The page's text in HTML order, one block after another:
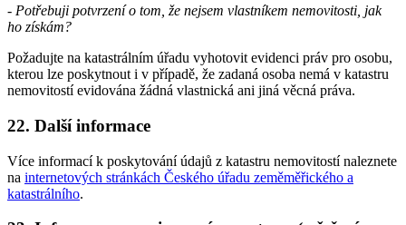
- Potřebuji potvrzení o tom, že nejsem vlastníkem nemovitosti, jak
ho získám?
Požadujte na katastrálním úřadu vyhotovit evidenci práv pro osobu,
kterou lze poskytnout i v případě, že zadaná osoba nemá v katastru
nemovitostí evidována žádná vlastnická ani jiná věcná práva.
22. Další informace
Více informací k poskytování údajů z katastru nemovitostí naleznete
na internetových stránkách Českého úřadu zeměměřického a
katastrálního.